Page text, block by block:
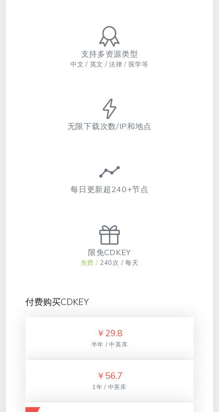
支持多资源类型
中文 / 英文 / 法律 / 医学等
无限下载次数/IP和地点
每日更新超240+节点
限免CDKEY
免费 / 240次 / 每天
付费购买CDKEY
￥ 29.8
半年 / 中英库
￥ 56.7
1年 / 中英库